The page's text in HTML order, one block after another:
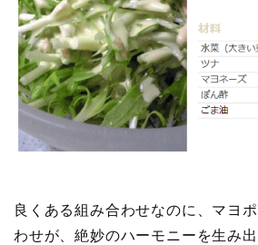
良くある組み合わせなのに、マヨ
わせが、絶妙のハーモニーを生み出